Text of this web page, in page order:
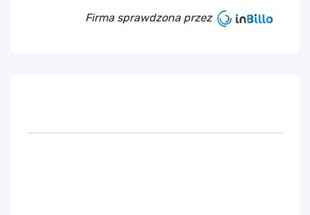
Firma sprawdzona przez